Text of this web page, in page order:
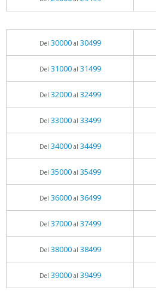
Del 30000al 30499
Del 31000al 31499
Del 32000al 32499
Del 33000al 33499
Del 34000al 34499
Del 35000al 35499
Del 36000al 36499
Del 37000al 37499
Del 38000al 38499
Del 39000al 39499